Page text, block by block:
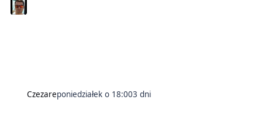
Czezareponiedziałek o 18:003 dni